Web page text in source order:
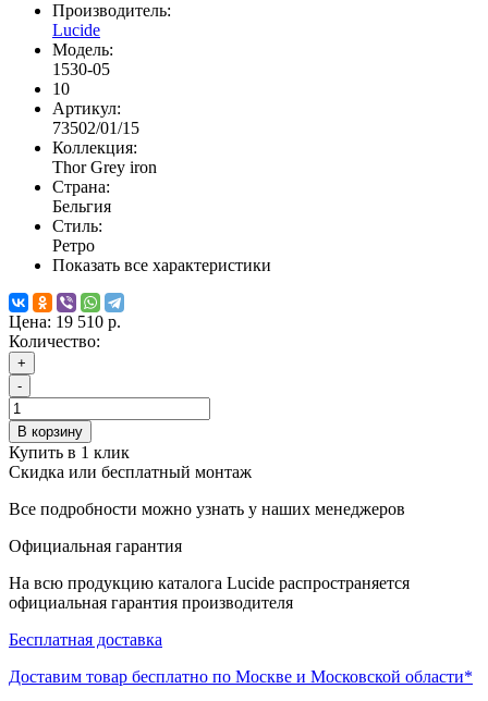
Производитель:
Lucide
Модель:
1530-05
10
Артикул:
73502/01/15
Коллекция:
Thor Grey iron
Страна:
Бельгия
Стиль:
Ретро
Показать все характеристики
Цена: 19 510 р.
Количество:
+
-
В корзину
Купить в 1 клик
Скидка или бесплатный монтаж
Все подробности можно узнать у наших менеджеров
Официальная гарантия
На всю продукцию каталога Lucide распространяется
официальная гарантия производителя
Бесплатная доставка
Доставим товар бесплатно по Москве и Московской области*